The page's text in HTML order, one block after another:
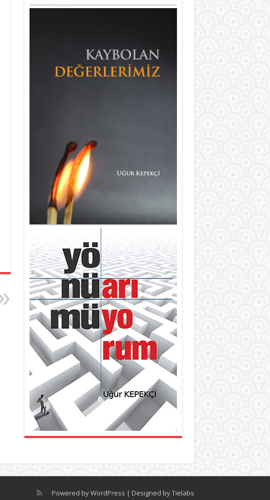
Powered byWordPress | Designed byTielabs